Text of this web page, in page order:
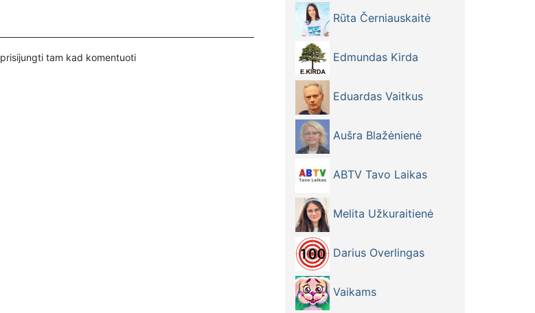
prisijungti tam kad komentuoti
Rūta Černiauskaitė
Edmundas Kirda
Eduardas Vaitkus
Aušra Blažėnienė
ABTV Tavo Laikas
Melita Užkuraitienė
Darius Overlingas
Vaikams